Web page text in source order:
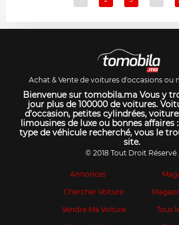
Achat & Vente de voitures d'occasions ou
Bienvenue sur tomobila.ma Vous y
jour plus de 100000 de voitures.
d’occasion, petites cylindrées,
limousines de luxe ou bonnes affaires
type de véhicule recherché, vous le
site.
© 2018 Tout Droit Réservé.
Annonces
Chercher Voiture
Vendre Ma Voiture
Tous